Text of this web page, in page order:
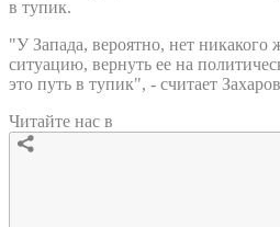
в тупик.
"У Запада, вероятно, нет никакого
ситуацию, вернуть ее на
это путь в тупик", - считает
Читайте нас в